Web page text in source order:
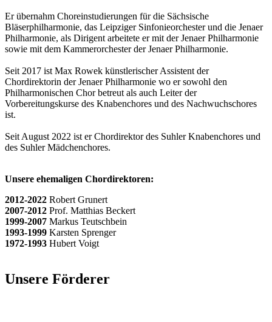
Er übernahm Choreinstudierungen für die Sächsische
Bläserphilharmonie, das Leipziger Sinfonieorchester und die Jenaer
Philharmonie, als Dirigent arbeitete er mit der Jenaer Philharmonie
sowie mit dem Kammerorchester der Jenaer Philharmonie.
Seit 2017 ist Max Rowek künstlerischer Assistent der
Chordirektorin der Jenaer Philharmonie wo er sowohl den
Philharmonischen Chor betreut als auch Leiter der
Vorbereitungskurse des Knabenchores und des Nachwuchschores
ist.
Seit August 2022 ist er Chordirektor des Suhler Knabenchores und
des Suhler Mädchenchores.
Unsere ehemaligen Chordirektoren:
2012-2022 Robert Grunert
2007-2012 Prof. Matthias Beckert
1999-2007 Markus Teutschbein
1993-1999 Karsten Sprenger
1972-1993 Hubert Voigt
Unsere Förderer